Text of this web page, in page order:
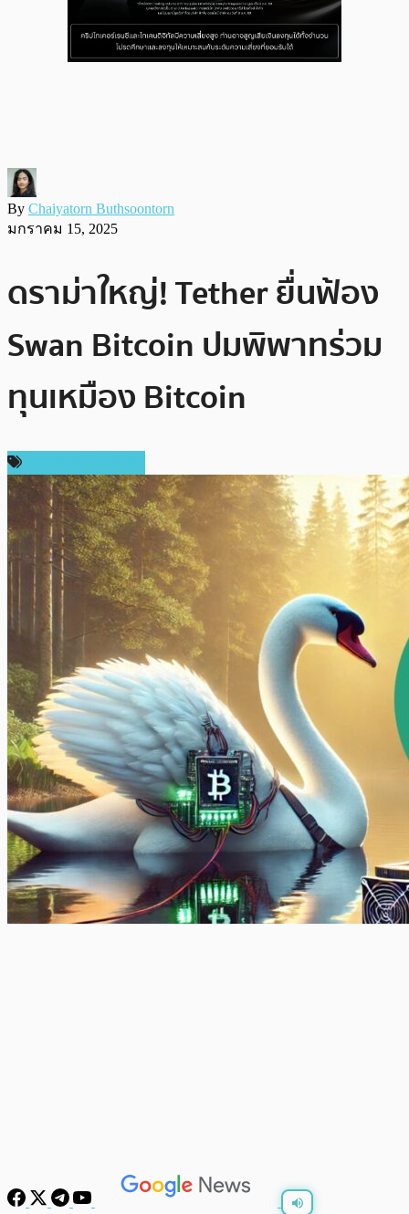
By Chaiyatorn Buthsoontorn
มกราคม 15, 2025
ดราม่าใหญ่! Tether ยื่นฟ้อง
Swan Bitcoin ปมพิพาทร่วม
ทุนเหมือง Bitcoin